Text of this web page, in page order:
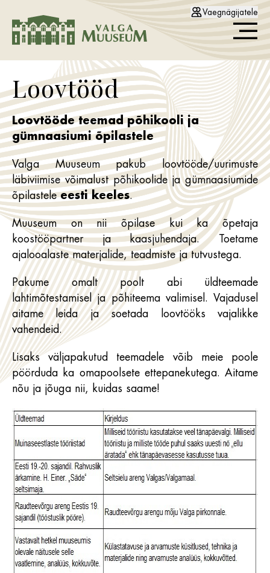
Loovtööd
Loovtööde teemad põhikooli ja
gümnaasiumi õpilastele
Valga Muuseum pakub loovtööde/uurimuste
läbiviimise võimalust põhikoolide ja gümnaasiumide
õpilasteleeesti keeles.
Muuseum on nii õpilase kui ka õpetaja
koostööpartner ja kaasjuhendaja. Toetame
ajalooalaste materjalide, teadmiste ja tutvustega.
Pakume omalt poolt abi üldteemade
lahtimõtestamisel ja põhiteema valimisel. Vajadusel
aitame leida ja soetada loovtööks vajalikke
vahendeid.
Lisaks väljapakutud teemadele võib meie poole
pöörduda ka omapoolsete ettepanekutega. Aitame
nõu ja jõuga nii, kuidas saame!
Vaegnägijatele